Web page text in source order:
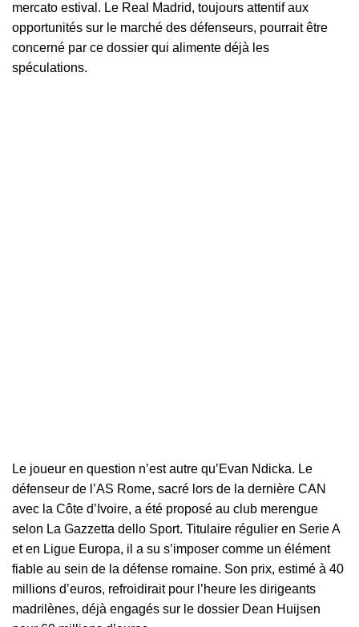
mercato estival. Le Real Madrid, toujours attentif aux
opportunités sur le marché des défenseurs, pourrait être
concerné par ce dossier qui alimente déjà les
spéculations.
Le joueur en question n’est autre qu’Evan Ndicka. Le
défenseur de l’AS Rome, sacré lors de la dernière CAN
avec la Côte d’Ivoire, a été proposé au club merengue
selon La Gazzetta dello Sport. Titulaire régulier en Serie A
et en Ligue Europa, il a su s’imposer comme un élément
fiable au sein de la défense romaine. Son prix, estimé à 40
millions d’euros, refroidirait pour l’heure les dirigeants
madrilènes, déjà engagés sur le dossier Dean Huijsen